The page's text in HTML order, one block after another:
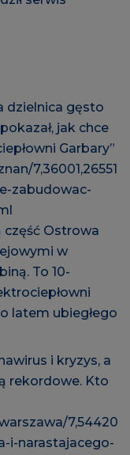
dzielnica gęsto
jak chce
Garbary”
7,36001,26551
zabudowac-
część Ostrowa
w
To 10-
latem ubiegłego
i kryzys, a
rekordowe. Kto
7,54420
i-narastajacego-